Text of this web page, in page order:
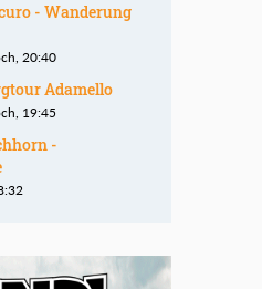
- Wanderung
20:40
Adamello
19:45
-